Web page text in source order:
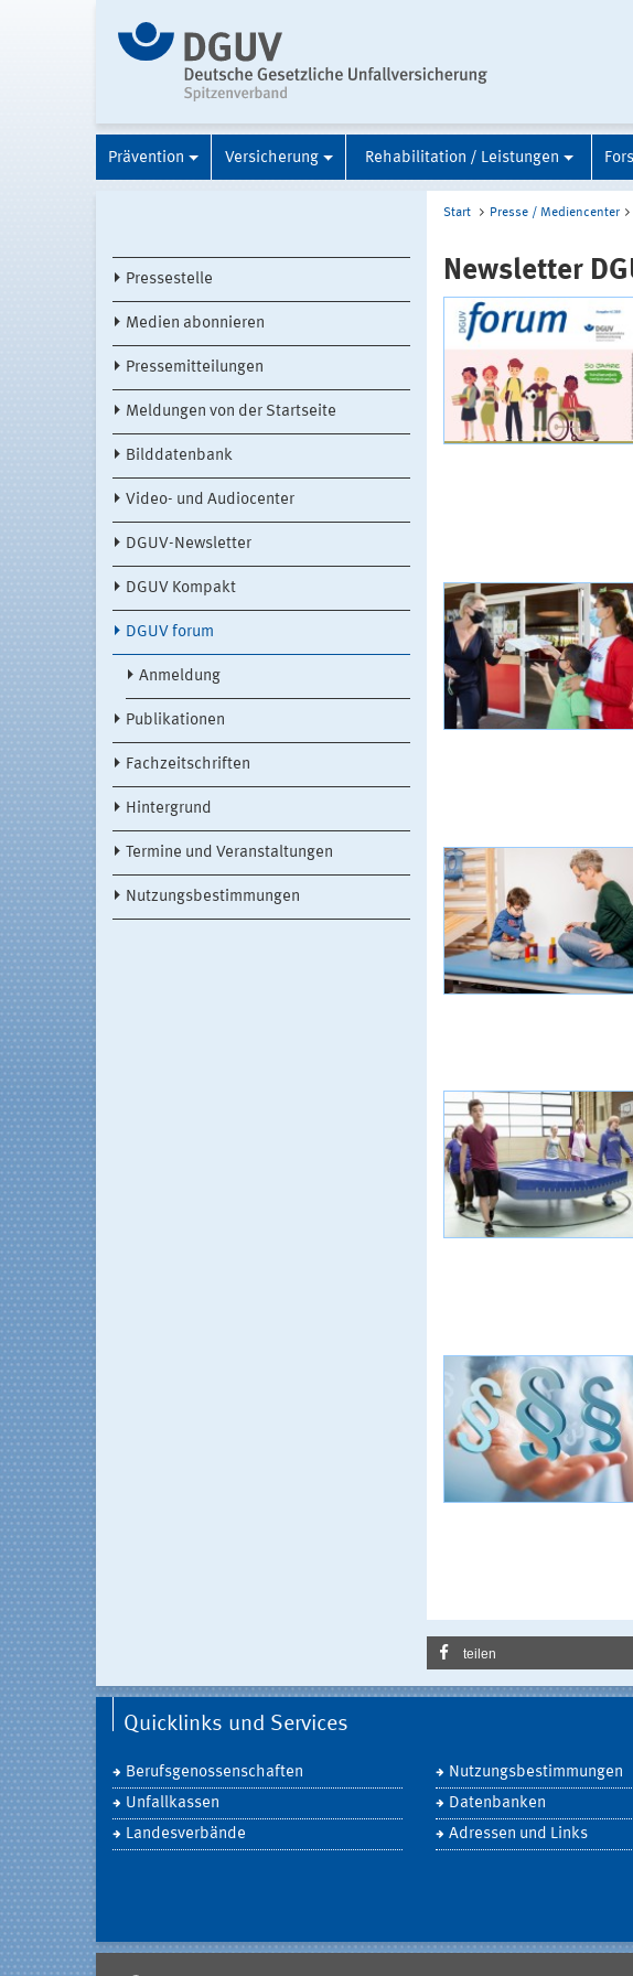
Prävention Versicherung Rehabilitation / Leistungen
Pressestelle
Medien abonnieren
Pressemitteilungen
Meldungen von der Startseite
Bilddatenbank
Video- und Audiocenter
DGUV-Newsletter
DGUV Kompakt
DGUV forum
Anmeldung
Publikationen
Fachzeitschriften
Hintergrund
Termine und Veranstaltungen
Nutzungsbestimmungen
Start Presse / Mediencenter
Newsletter
teilen
Quicklinks und Services
Berufsgenossenschaften
Unfallkassen
Landesverbände
Nutzungsbestimmungen
Datenbanken
Adressen und Links